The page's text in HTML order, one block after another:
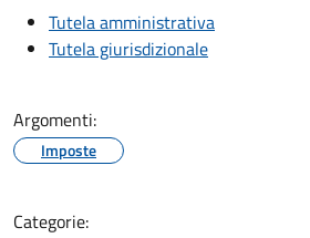
Tutela amministrativa
Tutela giurisdizionale
Argomenti:
Imposte
Categorie: